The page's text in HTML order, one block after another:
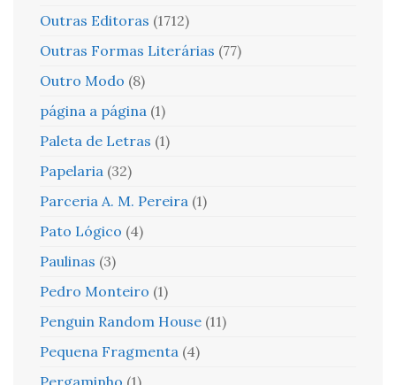
Outras Editoras (1712)
Outras Formas Literárias (77)
Outro Modo (8)
página a página (1)
Paleta de Letras (1)
Papelaria (32)
Parceria A. M. Pereira (1)
Pato Lógico (4)
Paulinas (3)
Pedro Monteiro (1)
Penguin Random House (11)
Pequena Fragmenta (4)
Pergaminho (1)